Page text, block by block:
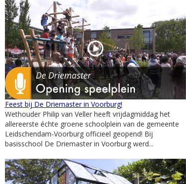
Feest bij De Driemaster in Voorburg!
Wethouder Philip van Veller heeft vrijdagmiddag het
allereerste échte groene schoolplein van de gemeente
Leidschendam-Voorburg officieel geopend! Bij
basisschool De Driemaster in Voorburg werd...